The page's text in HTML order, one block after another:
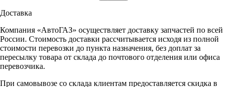
Доставка
Компания «АвтоГАЗ» осуществляет доставку запчастей по всей
России. Стоимость доставки рассчитывается исходя из полной
стоимости перевозки до пункта назначения, без доплат за
пересылку товара от склада до почтового отделения или офиса
перевозчика.
При самовывозе со склада клиентам предоставляется скидка в